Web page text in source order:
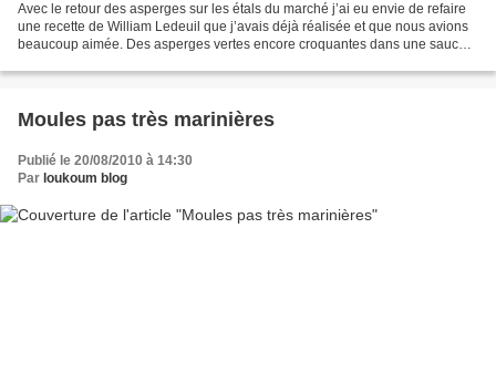
Avec le retour des asperges sur les étals du marché j’ai eu envie de refaire
une recette de William Ledeuil que j’avais déjà réalisée et que nous avions
beaucoup aimée. Des asperges vertes encore croquantes dans une sauce à
Moules pas très marinières
Publié le 20/08/2010 à 14:30
Par loukoum blog